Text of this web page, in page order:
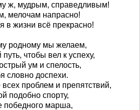
ж, мудрым, справедливым!
мелочам напрасно!
в жизни всё прекрасно!
родному мы желаем,
чтобы вел к успеху,
ум и спелость,
словно доспехи.
проблем и препятствий,
подобно спорту,
победного марша,